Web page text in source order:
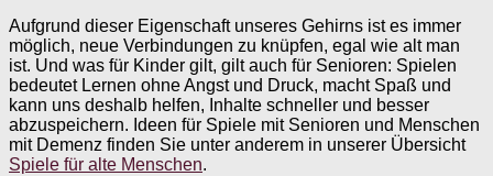
Aufgrund dieser Eigenschaft unseres Gehirns ist es immer
möglich, neue Verbindungen zu knüpfen, egal wie alt man
ist. Und was für Kinder gilt, gilt auch für Senioren: Spielen
bedeutet Lernen ohne Angst und Druck, macht Spaß und
kann uns deshalb helfen, Inhalte schneller und besser
abzuspeichern. Ideen für Spiele mit Senioren und Menschen
mit Demenz finden Sie unter anderem in unserer Übersicht
Spiele für alte Menschen.